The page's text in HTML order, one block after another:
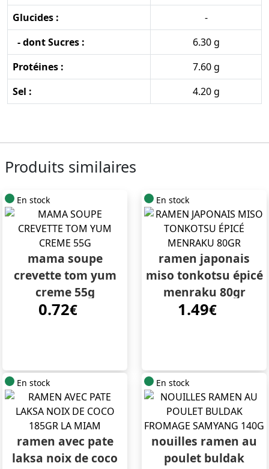
Glucides :
-
- dont Sucres :
6.30 g
Protéines :
7.60 g
Sel :
4.20 g
Produits similaires
En stock
mama soupe
crevette tom yum
creme 55g
0.72€
En stock
ramen japonais
miso tonkotsu épicé
menraku 80gr
1.49€
En stock
ramen avec pate
laksa noix de coco
En stock
nouilles ramen au
poulet buldak